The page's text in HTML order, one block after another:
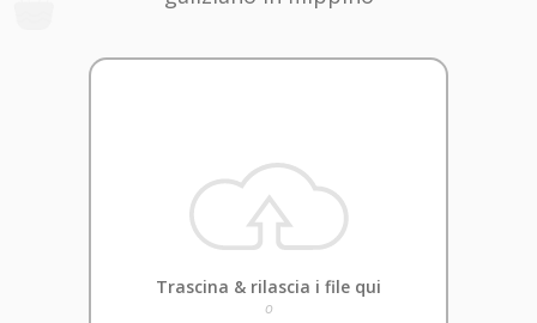
Trascina & rilascia i file qui
o